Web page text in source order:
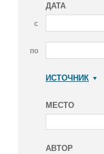
ДАТА
с
по
ИСТОЧНИК
МЕСТО
АВТОР